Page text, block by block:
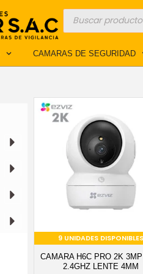
Búsqueda
de
productos
CAMARAS DE SEGURIDAD
9 UNIDADES DISPONIBLES
CAMARA H6C PRO 2K 3MP
2.4GHZ LENTE 4MM